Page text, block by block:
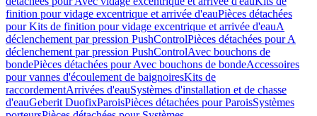
finition pour vidage excentrique et arrivée d'eauPièces détachées
pour Kits de finition pour vidage excentrique et arrivée d'eauA
déclenchement par pression PushControlPièces détachées pour A
déclenchement par pression PushControlAvec bouchons de
bondePièces détachées pour Avec bouchons de bondeAccessoires
pour vannes d'écoulement de baignoiresKits de
raccordementArrivées d'eauSystèmes d'installation et de chasse
d'eauGeberit DuofixParoisPièces détachées pour ParoisSystèmes